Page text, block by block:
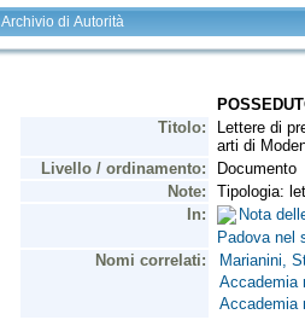
Archivio di Autorità